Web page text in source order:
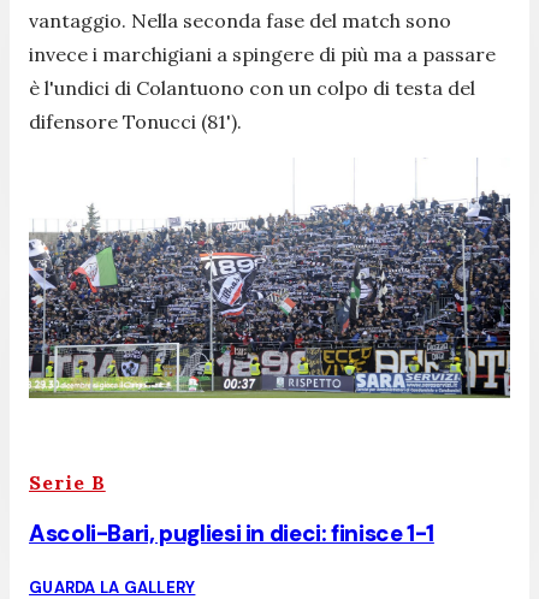
vantaggio. Nella seconda fase del match sono
invece i marchigiani a spingere di più ma a passare
è l'undici di Colantuono con un colpo di testa del
difensore Tonucci (81').
Serie B
Ascoli-Bari, pugliesi in dieci: finisce 1-1
GUARDA LA GALLERY